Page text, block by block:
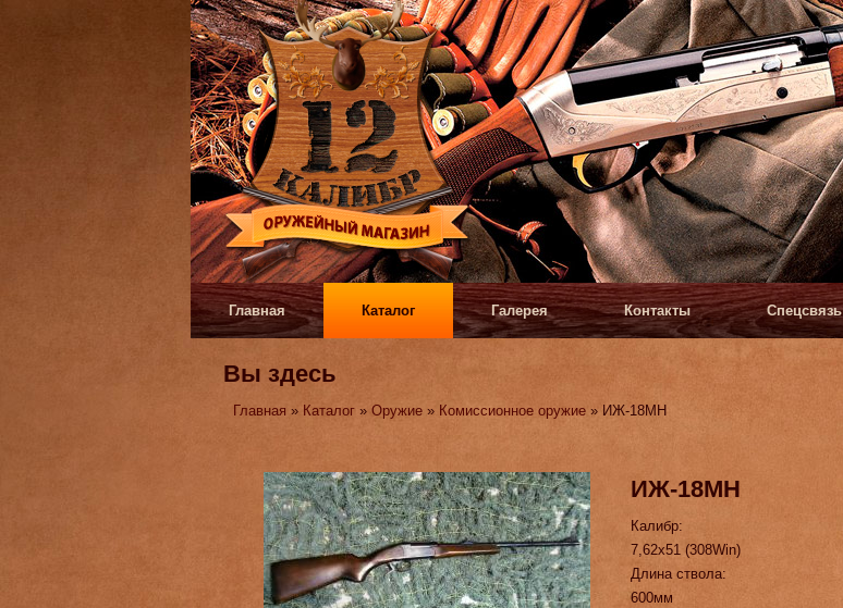
Главная Каталог Галерея Контакты Спецсвязь
Вы здесь
Главная » Каталог »Оружие » Комиссионное оружие » ИЖ-18МН
ИЖ-18МН
Калибр:
7,62х51 (308Win)
Длина ствола:
600мм